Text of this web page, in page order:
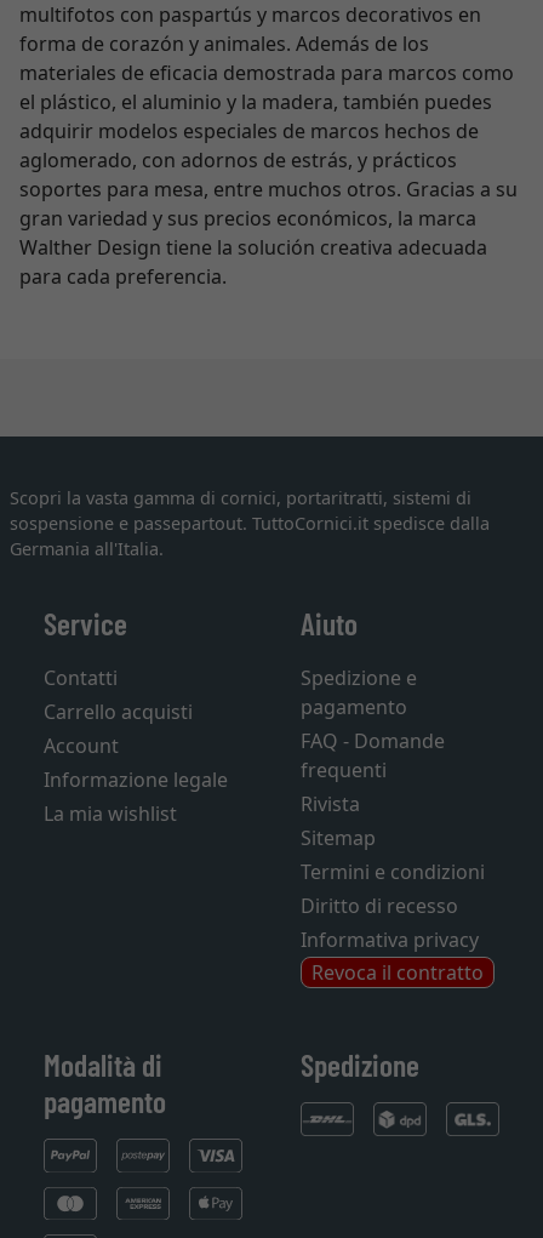
multifotos con paspartús y marcos decorativos en
forma de corazón y animales. Además de los
materiales de eficacia demostrada para marcos como
el plástico, el aluminio y la madera, también puedes
adquirir modelos especiales de marcos hechos de
aglomerado, con adornos de estrás, y prácticos
soportes para mesa, entre muchos otros. Gracias a su
gran variedad y sus precios económicos, la marca
Walther Design tiene la solución creativa adecuada
para cada preferencia.
Scopri la vasta gamma di cornici, portaritratti, sistemi di
sospensione e passepartout. TuttoCornici.it spedisce dalla
Germania all'Italia.
Service
Contatti
Carrello acquisti
Account
Informazione legale
La mia wishlist
Aiuto
Spedizione e
pagamento
FAQ - Domande
frequenti
Rivista
Sitemap
Termini e condizioni
Diritto di recesso
Informativa privacy
Revoca il contratto
Modalità di
pagamento
Spedizione